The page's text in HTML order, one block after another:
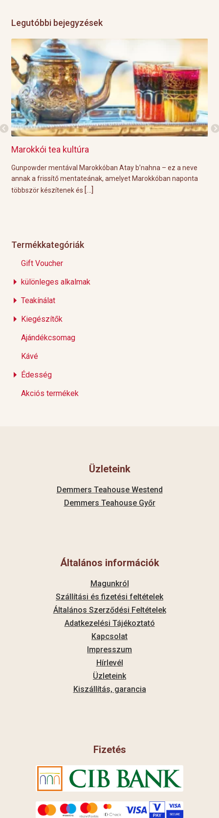
Legutóbbi bejegyzések
Marokkói tea kultúra
Gunpowder mentával Marokkóban Atay b’nahna – ez a neve
annak a frissítő mentateának, amelyet Marokkóban naponta
többször készítenek és […]
Termékkategóriák
Gift Voucher
különleges alkalmak
Teakínálat
Kiegészítők
Ajándékcsomag
Kávé
Édesség
Akciós termékek
Üzleteink
Demmers Teahouse Westend
Demmers Teahouse Győr
Általános információk
Magunkról
Szállítási és fizetési feltételek
Általános Szerződési Feltételek
Adatkezelési Tájékoztató
Kapcsolat
Impresszum
Hírlevél
Üzleteink
Kiszállítás, garancia
Fizetés